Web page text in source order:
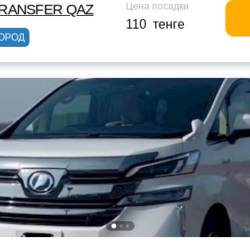
QАZ Цена посадки
110 тенге